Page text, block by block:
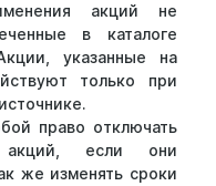
акций не
в каталоге
указанные на
только при
право отключать
акций, если они
же изменять сроки